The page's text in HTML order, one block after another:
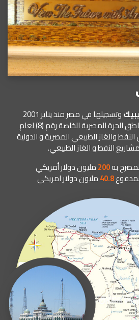
وتسجيلها في مصر منذ يناير 2001
بموجب قانون المناطق الحرة المصرية الخاصة رقم (8) لعام
النفط والغاز الطبيعي المصرية و الدولية
النفط و الغاز الطبيعي.
به200مليون دولار أمريكي
40.8مليون دولار امريكي